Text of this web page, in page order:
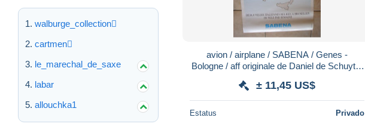
walburge_collection
cartmen
le_marechal_de_saxe
labar
allouchka1
avion / airplane / SABENA / Genes -
Bologne / aff originale de Daniel de Schuyter
± 11,45 US$
Estatus Privado